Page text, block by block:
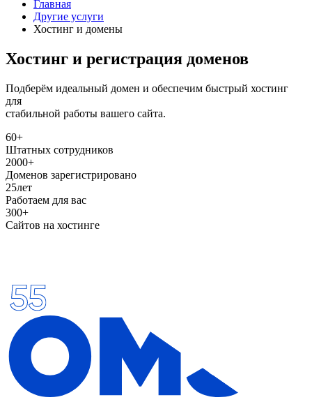
Главная
Другие услуги
Хостинг и домены
Хостинг и регистрация доменов
Подберём идеальный домен и обеспечим быстрый хостинг
для
стабильной работы вашего сайта.
60+
Штатных сотрудников
2000+
Доменов зарегистрировано
25лет
Работаем для вас
300+
Сайтов на хостинге